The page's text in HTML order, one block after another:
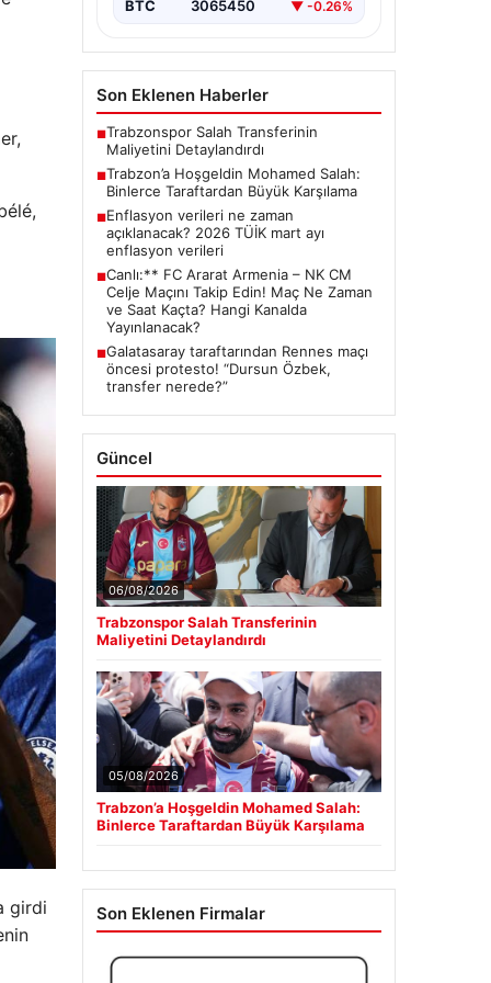
girdi
BTC 3065450 ▼ -0.26%
Son Eklenen Haberler
■Trabzonspor Salah Transferinin
Maliyetini Detaylandırdı
■Trabzon’a Hoşgeldin Mohamed Salah:
Binlerce Taraftardan Büyük Karşılama
■Enflasyon verileri ne zaman
açıklanacak? 2026 TÜİK mart ayı
enflasyon verileri
■Canlı:** FC Ararat Armenia – NK CM
Celje Maçını Takip Edin! Maç Ne Zaman
ve Saat Kaçta? Hangi Kanalda
Yayınlanacak?
■Galatasaray taraftarından Rennes maçı
öncesi protesto! “Dursun Özbek,
transfer nerede?”
Güncel
06/08/2026
Trabzonspor Salah Transferinin
Maliyetini Detaylandırdı
05/08/2026
Trabzon’a Hoşgeldin Mohamed Salah:
Binlerce Taraftardan Büyük Karşılama
Son Eklenen Firmalar